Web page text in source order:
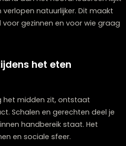
en meubels en geeft de
aan het hoofd.
voor gezinnen en voor wie
het eten